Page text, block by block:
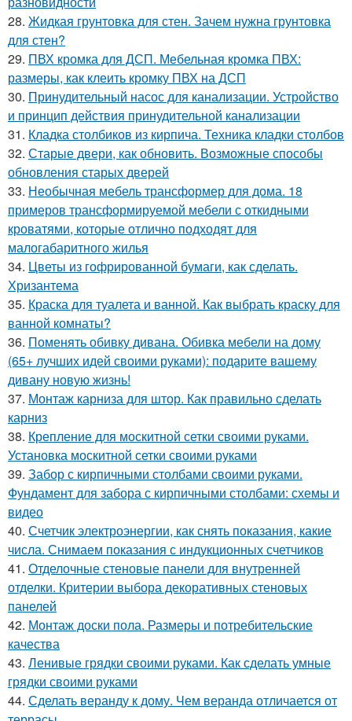
28. Жидкая грунтовка для стен. Зачем нужна грунтовка
для стен?
29. ПВХ кромка для ДСП. Мебельная кромка ПВХ:
размеры, как клеить кромку ПВХ на ДСП
30. Принудительный насос для канализации. Устройство
и принцип действия принудительной канализации
31. Кладка столбиков из кирпича. Техника кладки столбов
32. Старые двери, как обновить. Возможные способы
обновления старых дверей
33. Необычная мебель трансформер для дома. 18
примеров трансформируемой мебели с откидными
кроватями, которые отлично подходят для
малогабаритного жилья
34. Цветы из гофрированной бумаги, как сделать.
Хризантема
35. Краска для туалета и ванной. Как выбрать краску для
ванной комнаты?
36. Поменять обивку дивана. Обивка мебели на дому
(65+ лучших идей своими руками): подарите вашему
дивану новую жизнь!
37. Монтаж карниза для штор. Как правильно сделать
карниз
38. Крепление для москитной сетки своими руками.
Установка москитной сетки своими руками
39. Забор с кирпичными столбами своими руками.
Фундамент для забора с кирпичными столбами: схемы и
видео
40. Счетчик электроэнергии, как снять показания, какие
числа. Снимаем показания с индукционных счетчиков
41. Отделочные стеновые панели для внутренней
отделки. Критерии выбора декоративных стеновых
панелей
42. Монтаж доски пола. Размеры и потребительские
качества
43. Ленивые грядки своими руками. Как сделать умные
грядки своими руками
44. Сделать веранду к дому. Чем веранда отличается от